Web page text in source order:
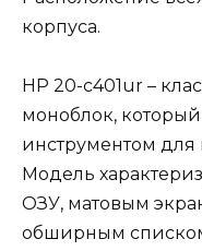
корпуса.
HP 20-c401ur –
моноблок,
инструментом для
Модель
ОЗУ, матовым
обширным